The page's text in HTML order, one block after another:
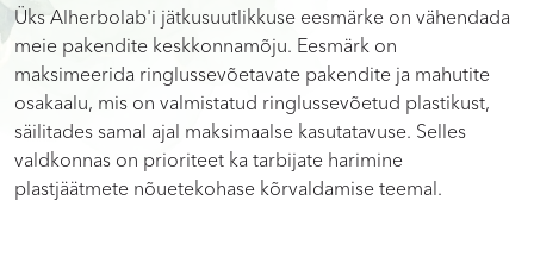
Üks Alherbolab'i jätkusuutlikkuse eesmärke on vähendada
meie pakendite keskkonnamõju. Eesmärk on
maksimeerida ringlussevõetavate pakendite ja mahutite
osakaalu, mis on valmistatud ringlussevõetud plastikust,
säilitades samal ajal maksimaalse kasutatavuse. Selles
valdkonnas on prioriteet ka tarbijate harimine
plastjäätmete nõuetekohase kõrvaldamise teemal.